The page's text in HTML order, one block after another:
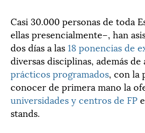
Casi 30.000 personas de toda
ellas presencialmente–, han
dos días a las18 ponencias de
diversas disciplinas, además de
prácticos programados, con la
conocer de primera mano la
universidades y centros de FP
stands.